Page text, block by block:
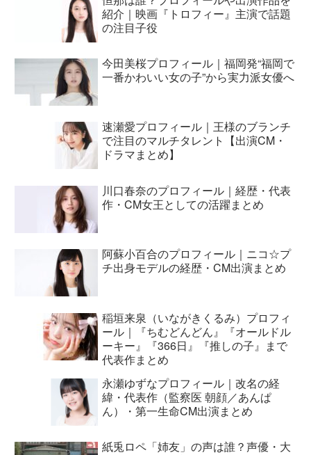
紹介｜映画『トロフィー』主演で話題
の注目子役
今田美桜プロフィール｜福岡発“福岡で
一番かわいい女の子”から実力派女優へ
速瀬愛プロフィール｜王様のブランチ
で注目のマルチタレント【出演CM・
ドラマまとめ】
川口春奈のプロフィール｜経歴・代表
作・CM女王としての活躍まとめ
阿蘇小百合のプロフィール｜ニコ☆プ
チ出身モデルの経歴・CM出演まとめ
稲垣来泉（いながきくるみ）プロフィ
ール｜『ちむどんどん』『オールドル
ーキー』『366日』『推しの子』まで
代表作まとめ
永瀬ゆずなプロフィール｜改名の経
緯・代表作（監察医 朝顔／あんぱ
ん）・第一生命CM出演まとめ
紙兎ロペ「姉友」の声は誰？声優・大